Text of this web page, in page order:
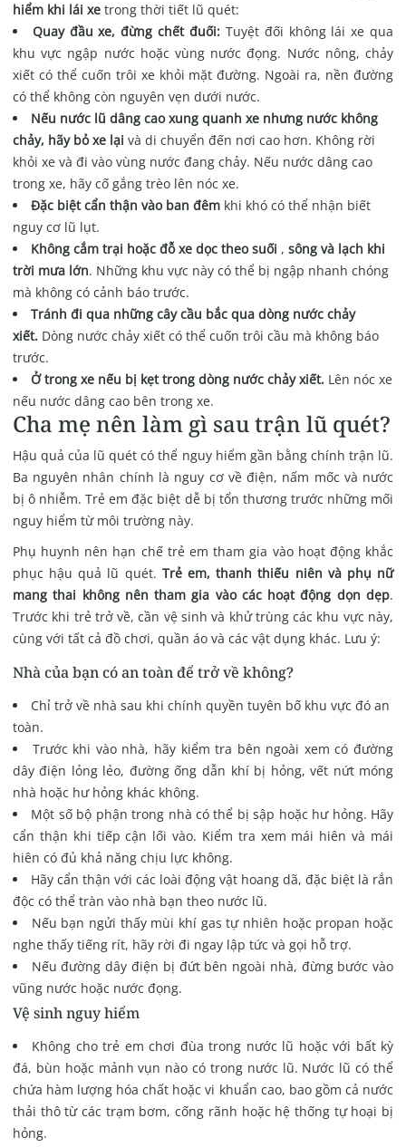
hiểm khi lái xe trong thời tiết lũ quét:
Quay đầu xe, đừng chết đuối: Tuyệt đối không lái xe qua
khu vực ngập nước hoặc vùng nước đọng. Nước nông, chảy
xiết có thể cuốn trôi xe khỏi mặt đường. Ngoài ra, nền đường
có thể không còn nguyên vẹn dưới nước.
Nếu nước lũ dâng cao xung quanh xe nhưng nước không
chảy, hãy bỏ xe lại và di chuyển đến nơi cao hơn. Không rời
khỏi xe và đi vào vùng nước đang chảy. Nếu nước dâng cao
trong xe, hãy cố gắng trèo lên nóc xe.
Đặc biệt cẩn thận vào ban đêmkhi khó có thể nhận biết
nguy cơ lũ lụt.
Không cắm trại hoặc đỗ xe dọc theo suối , sông và lạch khi
trời mưa lớn. Những khu vực này có thể bị ngập nhanh chóng
mà không có cảnh báo trước.
Tránh đi qua những cây cầu bắc qua dòng nước chảy
xiết.Dòng nước chảy xiết có thể cuốn trôi cầu mà không báo
trước.
Ở trong xe nếu bị kẹt trong dòng nước chảy xiết.Lên nóc xe
nếu nước dâng cao bên trong xe.
Cha mẹ nên làm gì sau trận lũ quét?
Hậu quả của lũ quét có thể nguy hiểm gần bằng chính trận lũ.
Ba nguyên nhân chính là nguy cơ về điện, nấm mốc và nước
bị ô nhiễm. Trẻ em đặc biệt dễ bị tổn thương trước những mối
nguy hiểm từ môi trường này.
Phụ huynh nên hạn chế trẻ em tham gia vào hoạt động khắc
phục hậu quả lũ quét. Trẻ em, thanh thiếu niên và phụ nữ
mang thai không nên tham gia vào các hoạt động dọn dẹp.
Trước khi trẻ trở về, cần vệ sinh và khử trùng các khu vực này,
cùng với tất cả đồ chơi, quần áo và các vật dụng khác. Lưu ý:
Nhà của bạn có an toàn để trở về không?
Chỉ trở về nhà sau khi chính quyền tuyên bố khu vực đó an
toàn.
Trước khi vào nhà, hãy kiểm tra bên ngoài xem có đường
dây điện lỏng lẻo, đường ống dẫn khí bị hỏng, vết nứt móng
nhà hoặc hư hỏng khác không.
Một số bộ phận trong nhà có thể bị sập hoặc hư hỏng. Hãy
cẩn thận khi tiếp cận lối vào. Kiểm tra xem mái hiên và mái
hiên có đủ khả năng chịu lực không.
Hãy cẩn thận với các loài động vật hoang dã, đặc biệt là rắn
độc có thể tràn vào nhà bạn theo nước lũ.
Nếu bạn ngửi thấy mùi khí gas tự nhiên hoặc propan hoặc
nghe thấy tiếng rít, hãy rời đi ngay lập tức và gọi hỗ trợ.
Nếu đường dây điện bị đứt bên ngoài nhà, đừng bước vào
vũng nước hoặc nước đọng.
Vệ sinh nguy hiểm
Không cho trẻ em chơi đùa trong nước lũ hoặc với bất kỳ
đá, bùn hoặc mảnh vụn nào có trong nước lũ. Nước lũ có thể
chứa hàm lượng hóa chất hoặc vi khuẩn cao, bao gồm cả nước
thải thô từ các trạm bơm, cống rãnh hoặc hệ thống tự hoại bị
hỏng.